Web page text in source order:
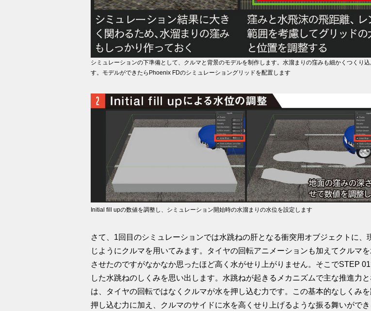
シミュレーションの下準備として、クルマと背景のモデルを制作します。水溜まりの窪みも細かくつくり込
す。モデルができたらPhoenix FDのシミュレーショングリッドを配置します
Initial fill upの数値を調整し、シミュレーション開始時の水溜まりの水位を設定します
さて、1回目のシミュレーションでは水跳ねの肝となる衝突用オブジェクトに、
じようにクルマを用いてみます。タイヤの回転アニメーションも加えてクルマ
させたのですがなかなか思ったほど高く水がせり上がりません。そこでSTEP
した水跳ねのしくみを思い出します。水跳ねが起きるメカニズムで主な推進力
は、タイヤの回転ではなくクルマが水を押し込む力です。この基本的なしくみ
押し込む力に加え、クルマのサイドに水を高くせり上げるような振る舞いができ